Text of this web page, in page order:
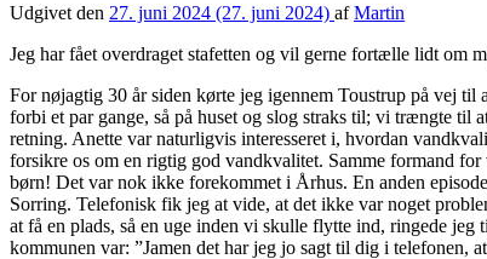
Udgivet den 27. juni 2024 (27. juni 2024) af Martin
Jeg har fået overdraget stafetten og vil gerne fortælle lidt om
For nøjagtig 30 år siden kørte jeg igennem Toustrup på vej
forbi et par gange, så på huset og slog straks til; vi trængte til
retning. Anette var naturligvis interesseret i, hvordan
forsikre os om en rigtig god vandkvalitet. Samme formand
børn! Det var nok ikke forekommet i Århus. En anden
Sorring. Telefonisk fik jeg at vide, at det ikke var noget
at få en plads, så en uge inden vi skulle flytte ind, ringede
kommunen var: ”Jamen det har jeg jo sagt til dig i telefonen,